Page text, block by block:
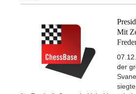
Mit
der